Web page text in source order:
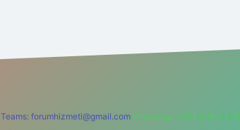
Teams: forumhizmeti@gmail.com Whatsapp: 0262 606 0 726